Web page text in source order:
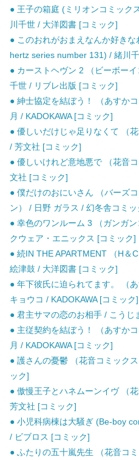
● 王子の箱庭 (ミリオンコミック
川千世 / 大洋図書 [コミック]
● このおれがおまえなんか好き
hertz series number 131) / 緒川
● カーストヘヴン 2 （ビーボー
千世 / リブレ出版 [コミック]
● 紳士協定を結ぼう！ （あすか
月 / KADOKAWA [コミック]
● 優しいだけじゃ足りなくて （
/ 芳文社 [コミック]
● 優しいけれど意地悪で （花音
文社 [コミック]
● 僕だけのおにいさん （バーズ
ン） / 日野 ガラス / 幻冬舎コミ
● 幸色のワンルーム 3 （ガンガ
クウェア・エニックス [コミック]
● 続IN THE APARTMENT （H＆
絵津鼓 / 大洋図書 [コミック]
● 年下彼氏に迫られてます。 （
キョウコ / KADOKAWA [コミック]
● 君主サマの恋のお相手 / こうじ
● 主従契約を結ぼう！ （あすか
月 / KADOKAWA [コミック]
● 護さんの憂鬱 （花音コミック
ック]
● 傲慢王子とハネムーンイヴ （
芳文社 [コミック]
● 小児科病棟は大騒ぎ (Be-boy
/ ビブロス [コミック]
● ふたりの五十嵐先生 （花音コ